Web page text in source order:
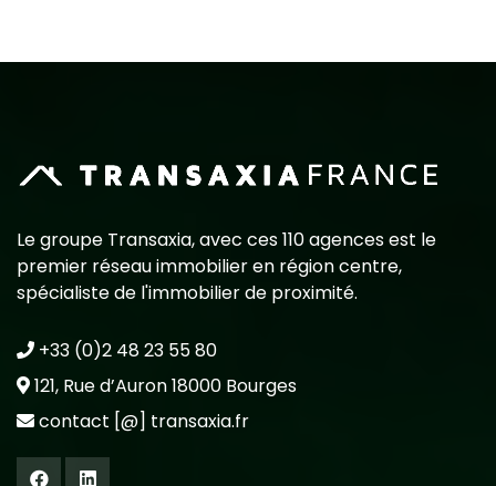
Le groupe Transaxia, avec ces 110 agences est le
premier réseau immobilier en région centre,
spécialiste de l'immobilier de proximité.
+33 (0)2 48 23 55 80
121, Rue d’Auron 18000 Bourges
contact [@] transaxia.fr